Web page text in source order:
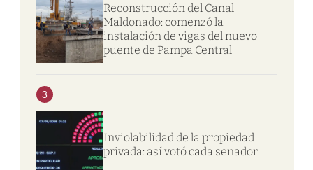
Reconstrucción del Canal
Maldonado: comenzó la
instalación de vigas del nuevo
puente de Pampa Central
3
Inviolabilidad de la propiedad
privada: así votó cada senador